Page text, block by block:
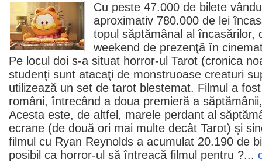
Cu peste 47.000 de bilete
aproximativ 780.000 de lei
topul săptămânal al încasărilor,
weekend de prezenţă în
Pe locul doi s-a situat horror-ul Tarot (cronica
studenţi sunt atacaţi de monstruoase creaturi
utilizează un set de tarot blestemat. Filmul a
români, întrecând a doua premieră a
Acesta este, de altfel, marele perdant al
ecrane (de două ori mai multe decât Tarot) şi
filmul cu Ryan Reynolds a acumulat 20.190 de
posibil ca horror-ul să întreacă filmul pentru ?...